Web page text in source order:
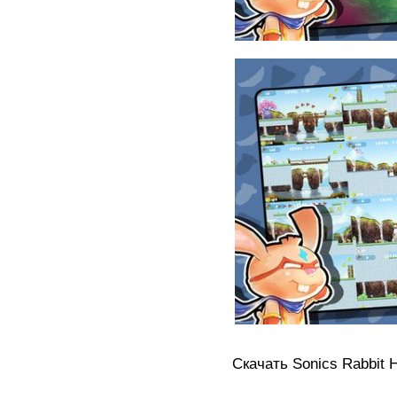
Скачать Sonics Rabbit